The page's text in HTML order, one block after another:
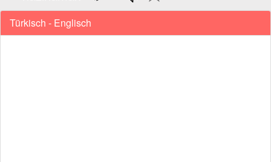
Türkisch - Englisch